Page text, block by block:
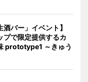
酒バー」イベント】
プで限定提供するカ
prototype1 ～きゅう